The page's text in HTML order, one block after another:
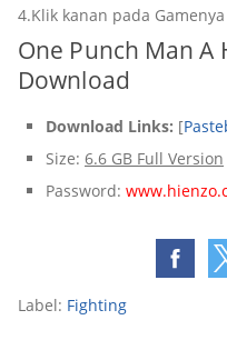
4.Klik kanan pada
One Punch Man
Download
Download Links: [
Size: 6.6 GB Full Version
Password:
Label: Fighting